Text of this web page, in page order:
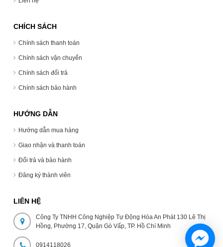
CHÍCH SÁCH
Chính sách thanh toán
Chính sách vận chuyển
Chính sách đổi trả
Chính sách bảo hành
HƯỚNG DẪN
Hướng dẫn mua hàng
Giao nhận và thanh toán
Đổi trả và bảo hành
Đăng ký thành viên
LIÊN HỆ
Công Ty TNHH Công Nghiệp Tự Động Hóa An Phát 130 Lê Thị
Hồng, Phường 17, Quận Gò Vấp, TP. Hồ Chí Minh
0914118026